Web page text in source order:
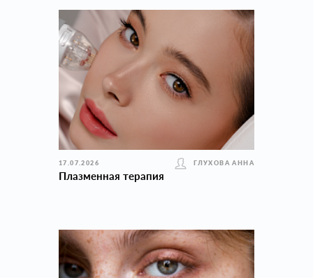
17.07.2026 ГЛУХОВА АННА
Плазменная терапия